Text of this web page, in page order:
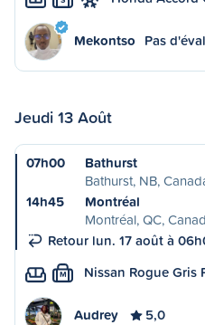
Mekontso Pas
Jeudi 13 Août
07h00
Bathurst
Bathurst, NB,
14h45
Montréal
Montréal, QC,
Retour lun. 17 août à
M Nissan Rogue Gris
Audrey 5,0